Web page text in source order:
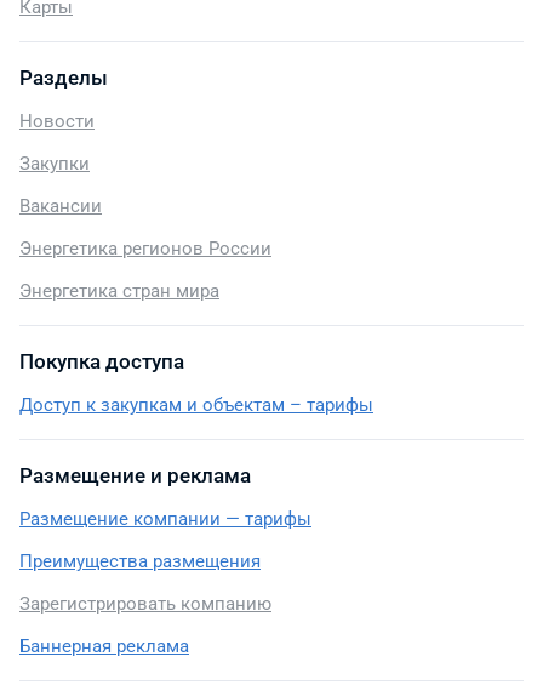
Карты
Разделы
Новости
Закупки
Вакансии
Энергетика регионов России
Энергетика стран мира
Покупка доступа
Доступ к закупкам и объектам – тарифы
Размещение и реклама
Размещение компании — тарифы
Преимущества размещения
Зарегистрировать компанию
Баннерная реклама